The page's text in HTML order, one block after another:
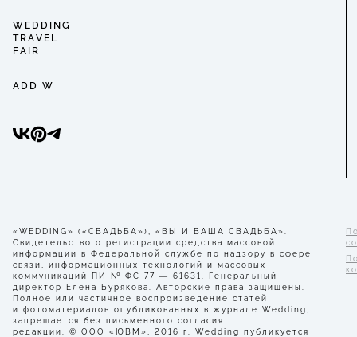
WEDDING
TRAVEL
FAIR
ADD W
«WEDDING» («СВАДЬБА»), «ВЫ И ВАША СВАДЬБА».
Свидетельство о регистрации средства массовой
информации в Федеральной службе по надзору в сфере
связи, информационных технологий и массовых
коммуникаций ПИ № ФС 77 — 61631. Генеральный
директор Елена Бурякова. Авторские права защищены.
Полное или частичное воспроизведение статей
и фотоматериалов опубликованных в журнале Wedding,
запрещается без письменного согласия
редакции. © ООО «ЮВМ», 2016 г. Wedding публикуется